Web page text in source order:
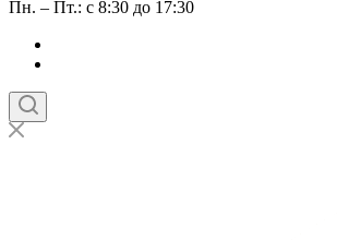
Пн. – Пт.: с 8:30 до 17:30